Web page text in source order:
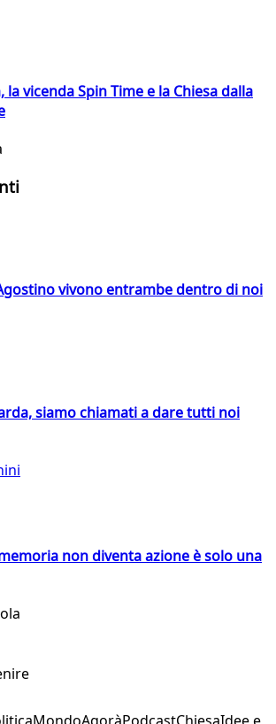
la vicenda Spin Time e la Chiesa dalla
vivono entrambe dentro di noi
siamo chiamati a dare tutti noi
non diventa azione è solo una